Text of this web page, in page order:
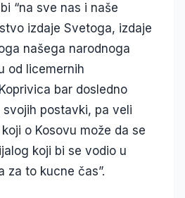
“na sve nas i naše
izdaje Svetoga, izdaje
našega narodnoga
od licemernih
bar dosledno
postavki, pa veli
o Kosovu može da se
koji bi se vodio u
za to kucne čas”.